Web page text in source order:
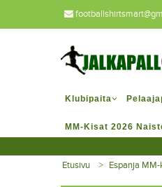
Klubipaita
MM-Kisat 2026
Etusivu Espanja